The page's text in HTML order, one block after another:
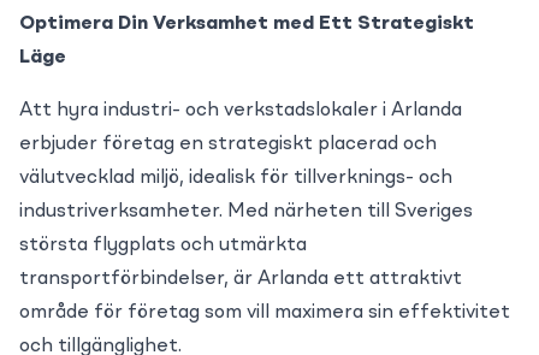
Optimera Din Verksamhet med Ett Strategiskt
Läge
Att hyra industri- och verkstadslokaler i Arlanda
erbjuder företag en strategiskt placerad och
välutvecklad miljö, idealisk för tillverknings- och
industriverksamheter. Med närheten till Sveriges
största flygplats och utmärkta
transportförbindelser, är Arlanda ett attraktivt
område för företag som vill maximera sin effektivitet
och tillgänglighet.